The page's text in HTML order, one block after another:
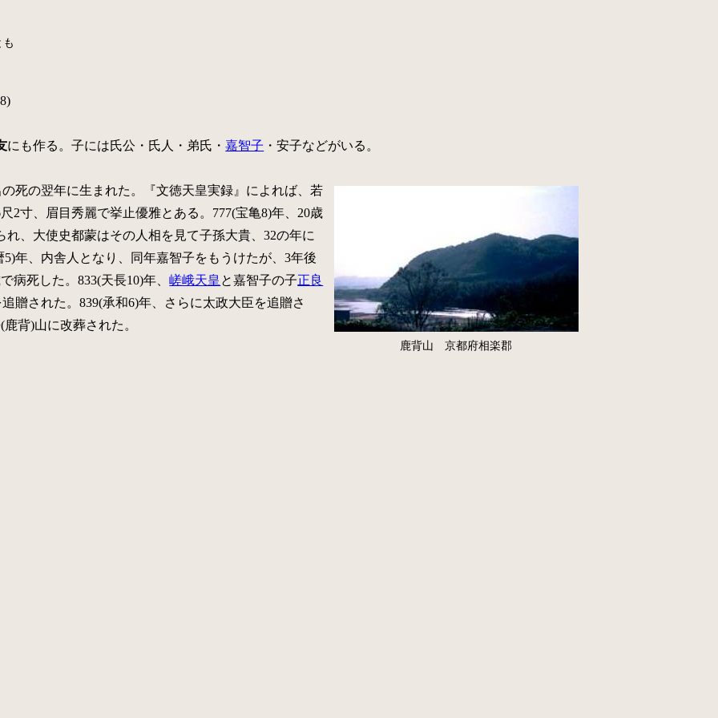
にも作る。子には氏公・氏人・弟氏・嘉智子 ・安子などがいる。
鹿背山 京都府相楽郡
死の翌年に生まれた。『文徳天皇実録』によれば、若
2寸、眉目秀麗で挙止優雅とある。777(宝亀8)年、20歳
、大使史都蒙はその人相を見て子孫大貴、32の年に
年、内舎人となり、同年嘉智子をもうけたが、3年後
病死した。833(天長10)年、嵯峨天皇 と嘉智子の子正良
贈された。839(承和6)年、さらに太政大臣を追贈さ
背)山に改葬された。